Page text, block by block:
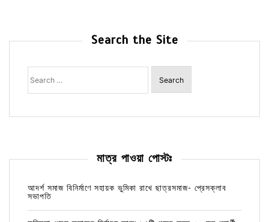
Search the Site
Search
for:
মাত্র পাওয়া পোস্টঃ
আদর্শ সমাজ বিনির্মাণে সহায়ক ভুমিকা রাখে ছাত্রসমাজ- প্রেসক্লাব
সভাপতি